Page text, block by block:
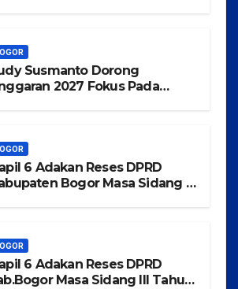
Susmanto Dorong
2027 Fokus Pada
6 Adakan Reses DPRD
Bogor Masa Sidang III
6 Adakan Reses DPRD
Masa Sidang III Tahun